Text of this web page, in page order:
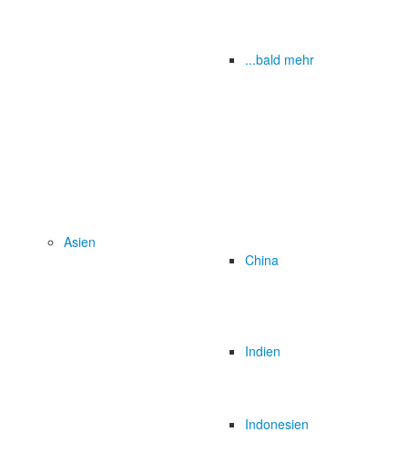
...bald mehr
Asien
China
Indien
Indonesien